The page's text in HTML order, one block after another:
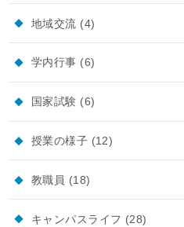
地域交流 (4)
学内行事 (6)
国家試験 (6)
授業の様子 (12)
教職員 (18)
キャンパスライフ (28)